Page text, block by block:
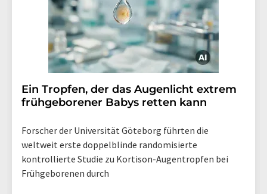
Ein Tropfen, der das Augenlicht extrem
frühgeborener Babys retten kann
Forscher der Universität Göteborg führten die
weltweit erste doppelblinde randomisierte
kontrollierte Studie zu Kortison-Augentropfen bei
Frühgeborenen durch